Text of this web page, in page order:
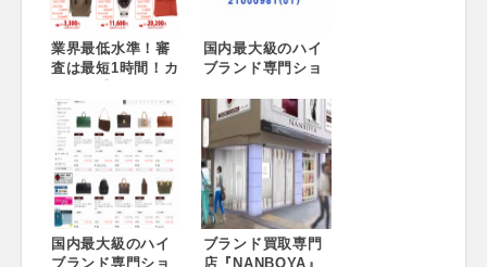
手数料無料！11月
クスやルイ・ヴィ
トン、エルメスの
手数料0円で購入可
能！～
業界最低水準！審
査は最短1時間！カ
期支払いやボーナ
ス払いが選択可能
『ブラモ！ショッ
ピングクレジッ
ト』サービス9月16
日開始 ～月々
3,000円で、ロレッ
クスやルイ・ヴィ
トン、エルメスの
国内最大級のハイ
ブランド専門ショ
『ブラモ！』プラ
イバシーマーク取
得 ～ ルイ・ヴィト
ン、エルメス、シ
ャネル、プラダ、
グッチ、ロレック
ス等、高額商品の
インターネット通
販がより安全に ～
国内最大級のハイ
ブランド専門ショ
ブランド買取専門
店『NANBOYA』